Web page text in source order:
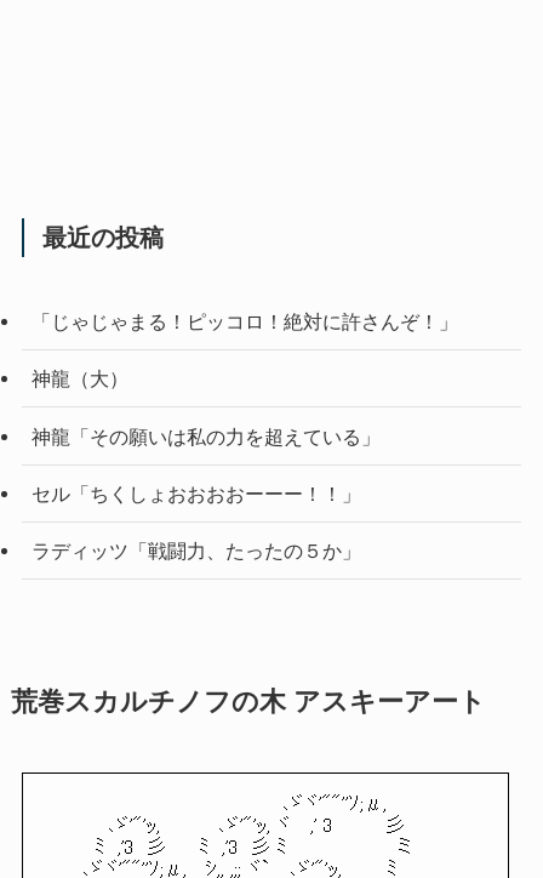
最近の投稿
「じゃじゃまる！ピッコロ！絶対に許さんぞ！」
神龍（大）
神龍「その願いは私の力を超えている」
セル「ちくしょおおおおーーー！！」
ラディッツ「戦闘力、たったの５か」
荒巻スカルチノフの木 アスキーアート
､ゞヾ'""''ｿ;μ,
､ゞ'"'ｯ, ､ゞ'"'ｯ, ヾ ,' 3 彡
ﾐ ,'3 彡 ﾐ ,'3 彡 ﾐ ミ
､ゞヾ'""''ｿ;μ, ｼ,, ,;; ヾ` ､ゞ'"'ｯ, ﾐ